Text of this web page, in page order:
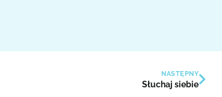
NASTĘPNY
Słuchaj siebie